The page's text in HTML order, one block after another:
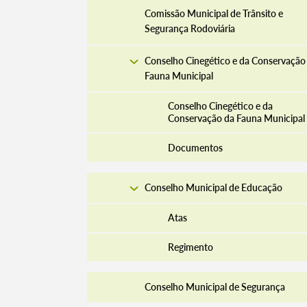
Comissão Municipal de Trânsito e
Segurança Rodoviária
Conselho Cinegético e da
Fauna Municipal
Conselho Cinegético e da
Conservação da Fauna Municipal
Documentos
Conselho Municipal de Educação
Atas
Regimento
Conselho Municipal de Segurança